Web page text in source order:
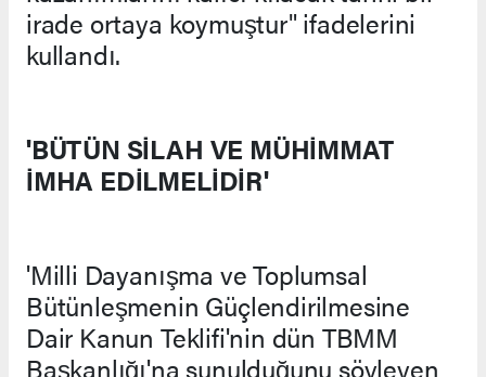
irade ortaya koymuştur" ifadelerini
kullandı.
'BÜTÜN SİLAH VE MÜHİMMAT
İMHA EDİLMELİDİR'
'Milli Dayanışma ve Toplumsal
Bütünleşmenin Güçlendirilmesine
Dair Kanun Teklifi'nin dün TBMM
Başkanlığı'na sunulduğunu söyleyen